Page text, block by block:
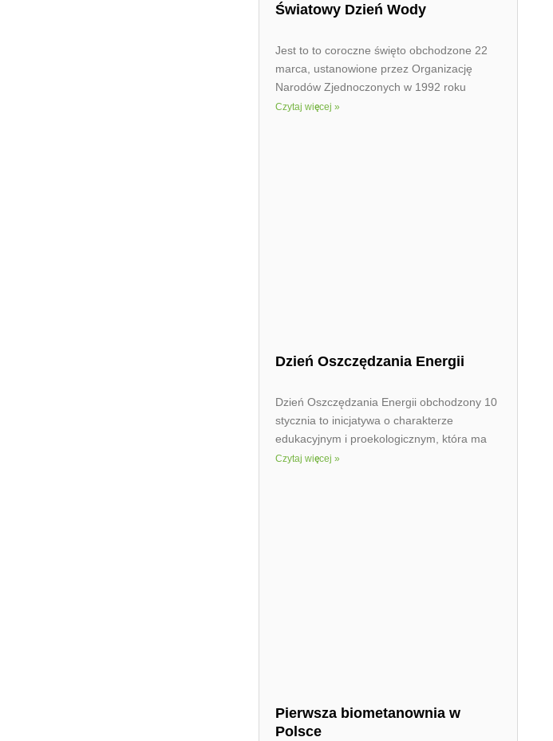
Światowy Dzień Wody
Jest to to coroczne święto obchodzone 22
marca, ustanowione przez Organizację
Narodów Zjednoczonych w 1992 roku
Czytaj więcej »
Dzień Oszczędzania Energii
Dzień Oszczędzania Energii obchodzony 10
stycznia to inicjatywa o charakterze
edukacyjnym i proekologicznym, która ma
Czytaj więcej »
Pierwsza biometanownia w
Polsce